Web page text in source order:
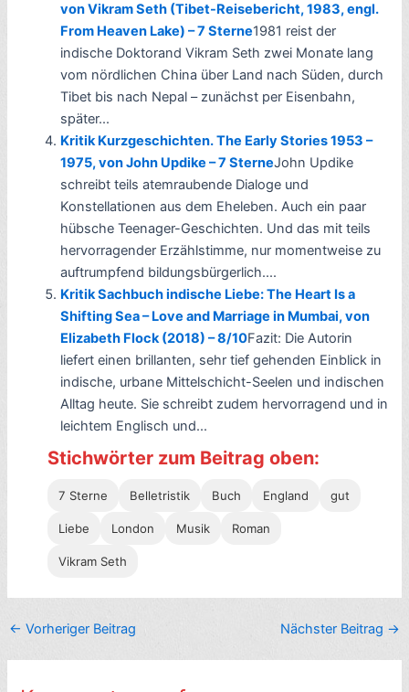
von Vikram Seth (Tibet-Reisebericht, 1983, engl.
From Heaven Lake) – 7 Sterne1981 reist der
indische Doktorand Vikram Seth zwei Monate lang
vom nördlichen China über Land nach Süden, durch
Tibet bis nach Nepal – zunächst per Eisenbahn,
später...
Kritik Kurzgeschichten. The Early Stories 1953 –
1975, von John Updike – 7 SterneJohn Updike
schreibt teils atemraubende Dialoge und
Konstellationen aus dem Eheleben. Auch ein paar
hübsche Teenager-Geschichten. Und das mit teils
hervorragender Erzählstimme, nur momentweise zu
auftrumpfend bildungsbürgerlich....
Kritik Sachbuch indische Liebe: The Heart Is a
Shifting Sea – Love and Marriage in Mumbai, von
Elizabeth Flock (2018) – 8/10Fazit: Die Autorin
liefert einen brillanten, sehr tief gehenden Einblick in
indische, urbane Mittelschicht-Seelen und indischen
Alltag heute. Sie schreibt zudem hervorragend und in
leichtem Englisch und...
Stichwörter zum Beitrag oben:
7 Sterne Belletristik Buch England gut
Liebe London Musik Roman
Vikram Seth
← Vorheriger Beitrag Nächster Beitrag →